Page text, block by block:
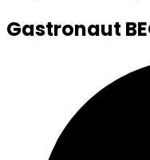
Gastronaut